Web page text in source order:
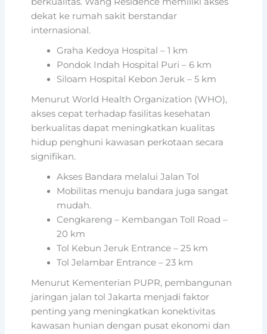
dekat ke rumah sakit berstandar
internasional.
Graha Kedoya Hospital – 1 km
Pondok Indah Hospital Puri – 6 km
Siloam Hospital Kebon Jeruk – 5 km
Menurut World Health Organization (WHO),
akses cepat terhadap fasilitas kesehatan
berkualitas dapat meningkatkan kualitas
hidup penghuni kawasan perkotaan secara
signifikan.
Akses Bandara melalui Jalan Tol
Mobilitas menuju bandara juga sangat
mudah.
Cengkareng – Kembangan Toll Road –
20 km
Tol Kebun Jeruk Entrance – 25 km
Tol Jelambar Entrance – 23 km
Menurut Kementerian PUPR, pembangunan
jaringan jalan tol Jakarta menjadi faktor
penting yang meningkatkan konektivitas
kawasan hunian dengan pusat ekonomi dan